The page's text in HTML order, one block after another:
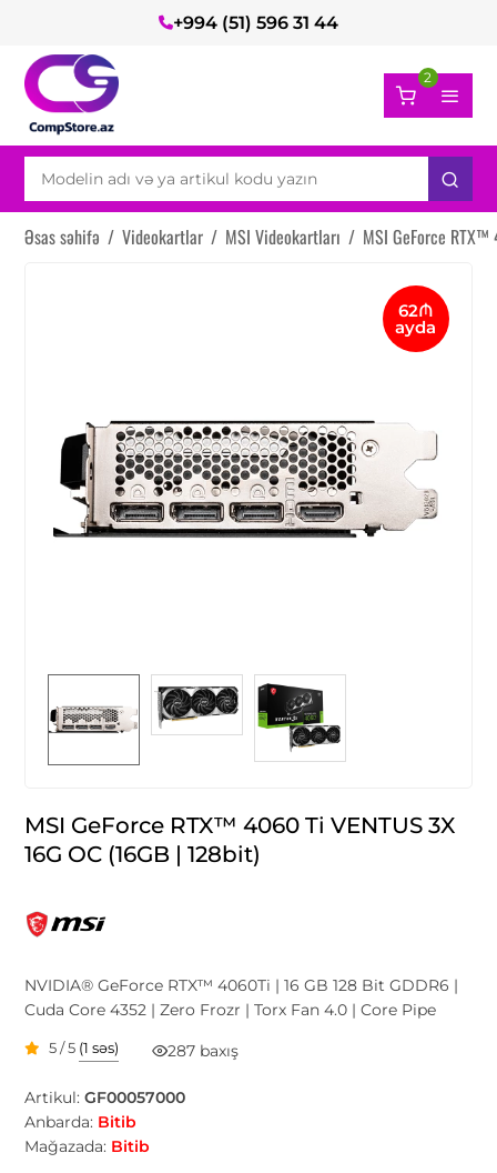
+994 (51) 596 31 44
2
Əsas səhifə / Videokartlar / MSI Videokartları / MSI GeForce
62₼
ayda
MSI GeForce RTX™ 4060 Ti VENTUS 3X
16G OC (16GB | 128bit)
NVIDIA® GeForce RTX™ 4060Ti | 16 GB 128 Bit GDDR6 |
Cuda Core 4352 | Zero Frozr | Torx Fan 4.0 | Core Pipe
5 / 5 (1 səs) 287 baxış
Artikul:GF00057000
Anbarda: Bitib
Mağazada: Bitib